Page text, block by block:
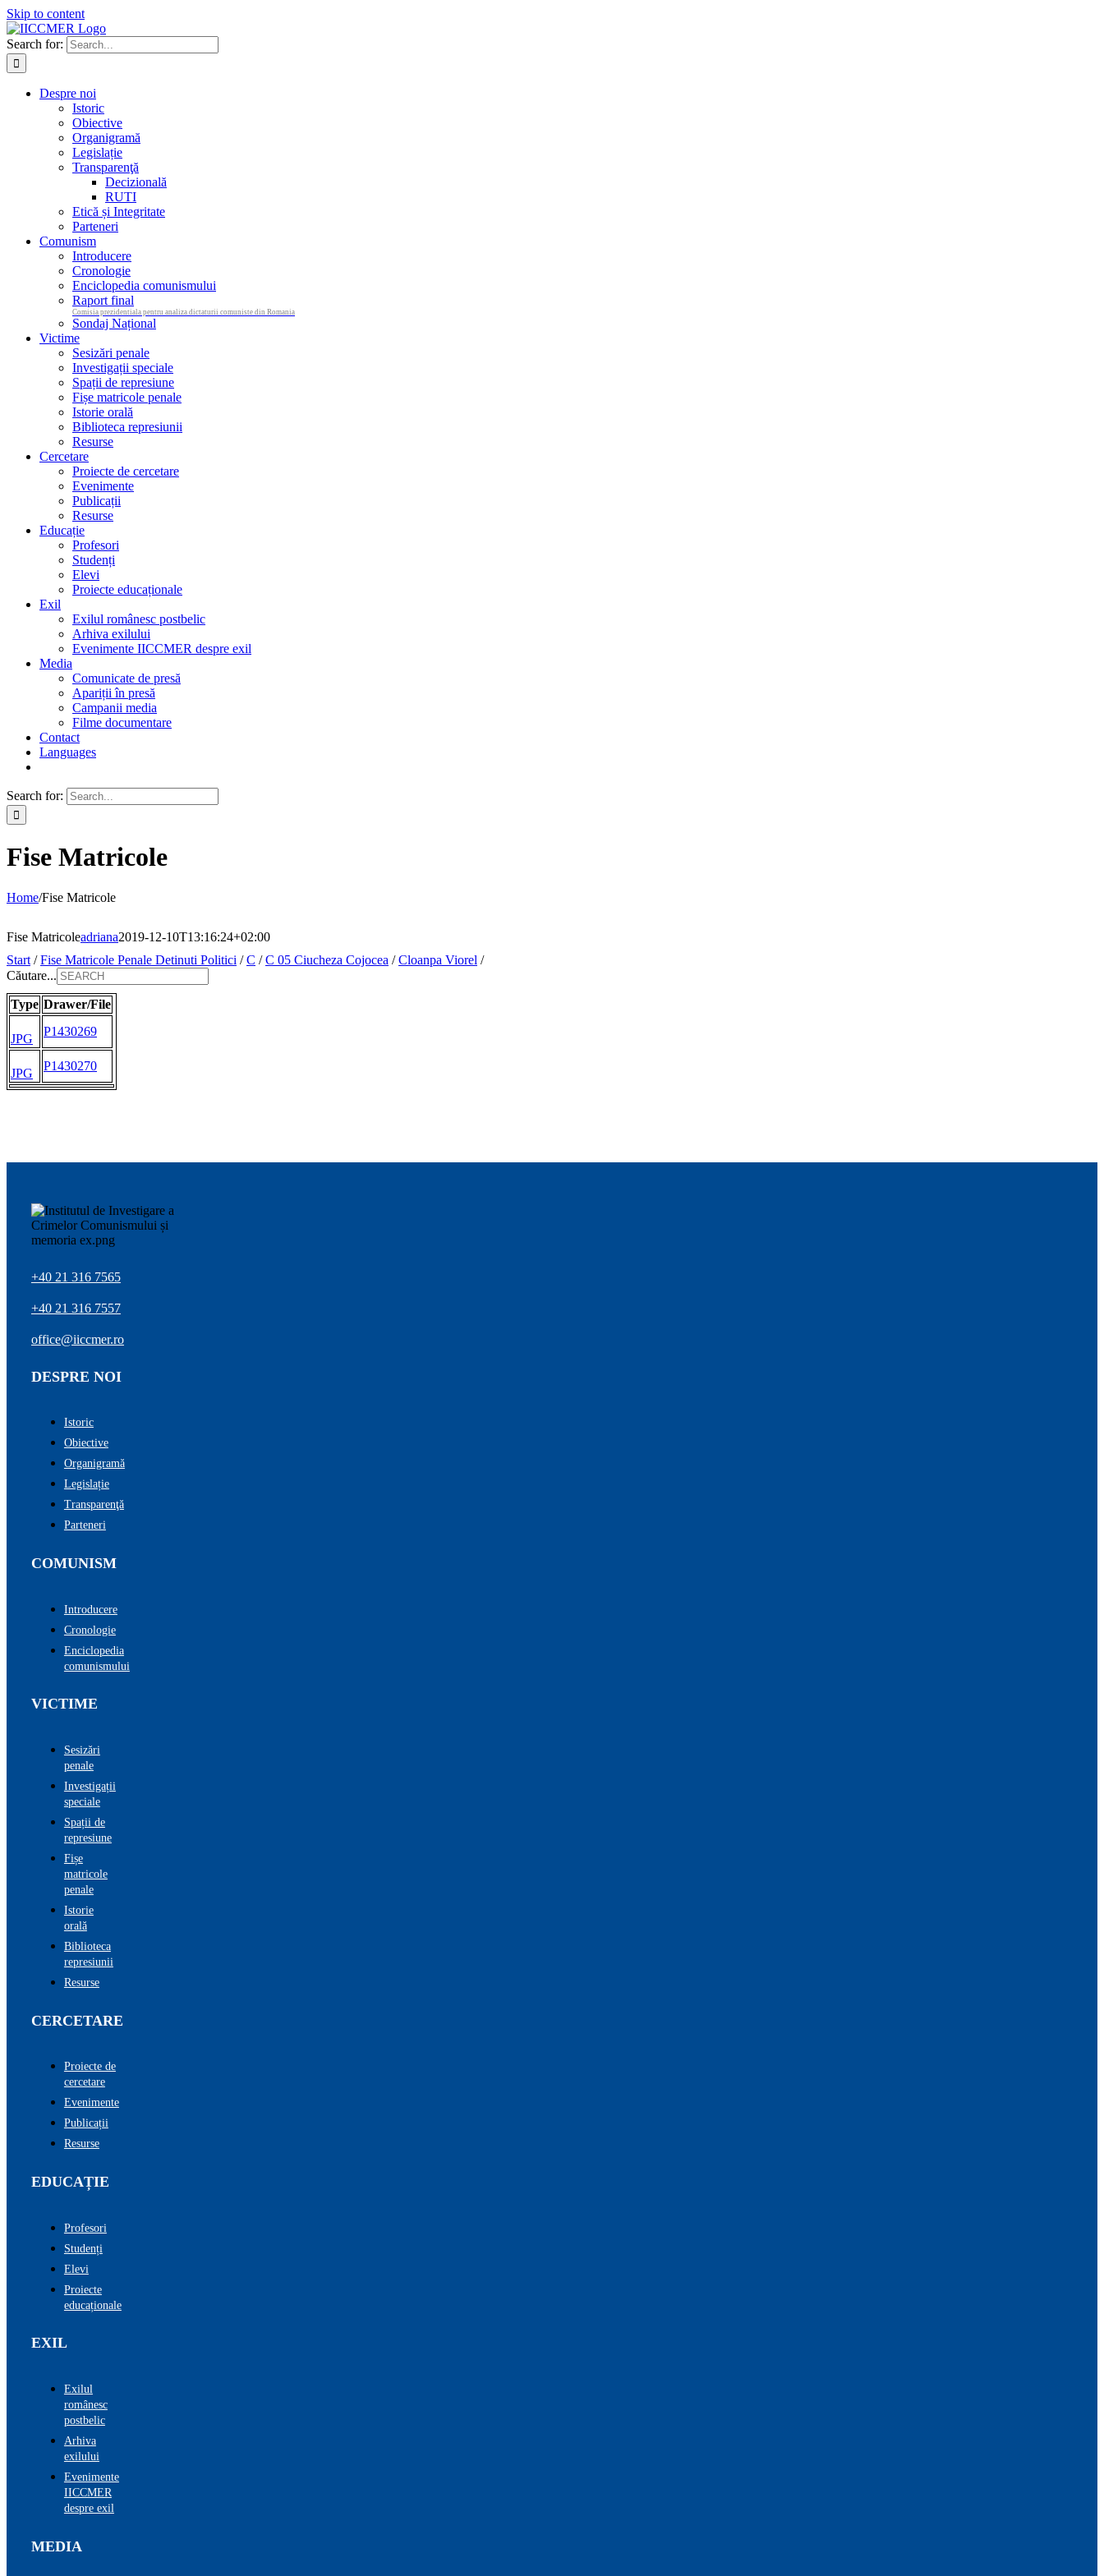
Skip to content
Search for:
Despre noi
Istoric
Obiective
Organigramă
Legislație
Transparenţă
Decizională
RUTI
Etică și Integritate
Parteneri
Comunism
Introducere
Cronologie
Enciclopedia comunismului
Raport final
Comisia prezidentiala pentru analiza dictaturii comuniste din Romania
Sondaj Național
Victime
Sesizări penale
Investigații speciale
Spații de represiune
Fișe matricole penale
Istorie orală
Biblioteca represiunii
Resurse
Cercetare
Proiecte de cercetare
Evenimente
Publicații
Resurse
Educație
Profesori
Studenți
Elevi
Proiecte educaționale
Exil
Exilul românesc postbelic
Arhiva exilului
Evenimente IICCMER despre exil
Media
Comunicate de presă
Apariții în presă
Campanii media
Filme documentare
Contact
Languages
Search for:
Fise Matricole
Home/Fise Matricole
Fise Matricoleadriana2019-12-10T13:16:24+02:00
Start /Fise Matricole Penale Detinuti Politici /C /C 05 Ciucheza Cojocea /Cloanpa Viorel /
Căutare...
Type Drawer/File
JPG
P1430269
JPG
P1430270
+40 21 316 7565
+40 21 316 7557
office@iiccmer.ro
DESPRE NOI
Istoric
Obiective
Organigramă
Legislație
Transparenţă
Parteneri
COMUNISM
Introducere
Cronologie
Enciclopedia
comunismului
VICTIME
Sesizări
penale
Investigații
speciale
Spații de
represiune
Fișe
matricole
penale
Istorie
orală
Biblioteca
represiunii
Resurse
CERCETARE
Proiecte de
cercetare
Evenimente
Publicații
Resurse
EDUCAȚIE
Profesori
Studenți
Elevi
Proiecte
educaționale
EXIL
Exilul
românesc
postbelic
Arhiva
exilului
Evenimente
IICCMER
despre exil
MEDIA